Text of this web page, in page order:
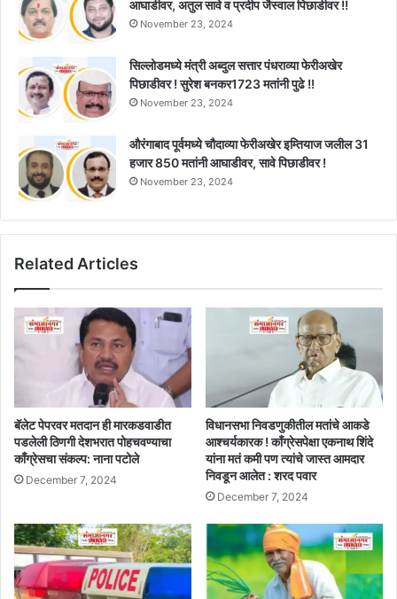
आघाडीवर, अतुल सावे व प्रदीप जैस्वाल पिछाडीवर !!
November 23, 2024
सिल्लोडमध्ये मंत्री अब्दुल सत्तार पंधराव्या फेरीअखेर
पिछाडीवर ! सुरेश बनकर1723 मतांनी पुढे !!
November 23, 2024
औरंगाबाद पूर्वमध्ये चौदाव्या फेरीअखेर इम्तियाज जलील 31
हजार 850 मतांनी आघाडीवर, सावे पिछाडीवर !
November 23, 2024
Related Articles
बॅलेट पेपरवर मतदान ही मारकडवाडीत
पडलेली ठिणगी देशभरात पोहचवण्याचा
काँग्रेसचा संकल्प: नाना पटोले
December 7, 2024
विधानसभा निवडणुकीतील मतांचे आकडे
आश्चर्यकारक ! काँग्रेसपेक्षा एकनाथ शिंदे
यांना मतं कमी पण त्यांचे जास्त आमदार
निवडून आलेत : शरद पवार
December 7, 2024